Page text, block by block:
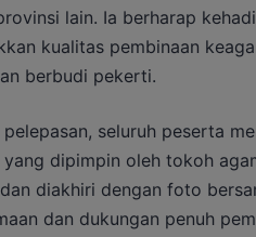
lain. Ia berharap
kualitas pembinaan
berbudi pekerti.
pelepasan, seluruh peserta
yang dipimpin oleh tokoh
diakhiri dengan foto
dan dukungan penuh